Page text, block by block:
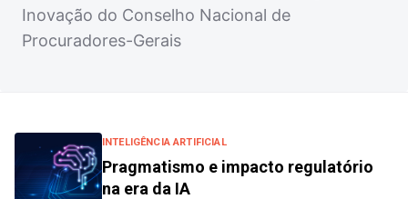
Inovação do Conselho Nacional de
Procuradores-Gerais
INTELIGÊNCIA ARTIFICIAL
Pragmatismo e impacto regulatório
na era da IA